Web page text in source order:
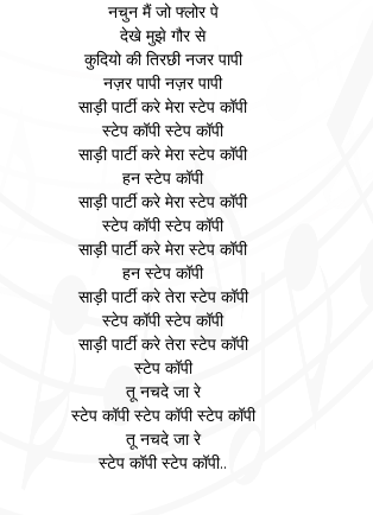
नचुन मैं जो फ्लोर पे
देखे मुझे गौर से
कुदियो की तिरछी नजर पापी
नज़र पापी नज़र पापी
साड़ी पार्टी करे मेरा स्टेप कॉपी
स्टेप कॉपी स्टेप कॉपी
साड़ी पार्टी करे मेरा स्टेप कॉपी
हन स्टेप कॉपी
साड़ी पार्टी करे मेरा स्टेप कॉपी
स्टेप कॉपी स्टेप कॉपी
साड़ी पार्टी करे मेरा स्टेप कॉपी
हन स्टेप कॉपी
साड़ी पार्टी करे तेरा स्टेप कॉपी
स्टेप कॉपी स्टेप कॉपी
साड़ी पार्टी करे तेरा स्टेप कॉपी
स्टेप कॉपी
तू नचदे जा रे
स्टेप कॉपी स्टेप कॉपी स्टेप कॉपी
तू नचदे जा रे
स्टेप कॉपी स्टेप कॉपी..